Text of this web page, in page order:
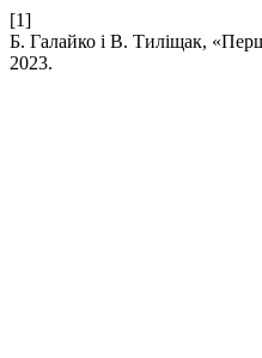
[1]
Б. Галайко і В. Тиліщак,
2023.